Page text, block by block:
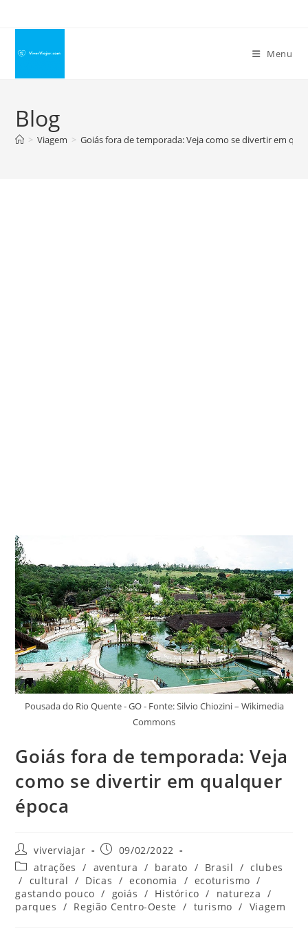
conteúdo
Menu
Blog
> Viagem > Goiás fora de temporada: Veja como se divertir em
Pousada do Rio Quente - GO - Fonte: Silvio Chiozini – Wikimedia
Commons
Goiás fora de temporada: Veja
como se divertir em qualquer
época
Autor
do
post:
viverviajar
Post
publicado:
09/02/2022
Categoria
do
post:
atrações / aventura / barato / Brasil / clubes
/ cultural / Dicas / economia / ecoturismo /
gastando pouco / goiás / Histórico / natureza /
parques / Região Centro-Oeste / turismo / Viagem